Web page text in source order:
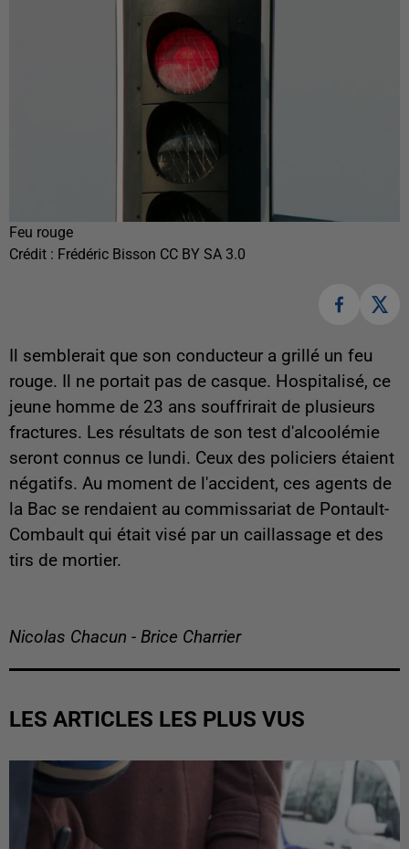
Feu rouge
Crédit : Frédéric Bisson CC BY SA 3.0
Il semblerait que son conducteur a grillé un feu
rouge. Il ne portait pas de casque. Hospitalisé, ce
jeune homme de 23 ans souffrirait de plusieurs
fractures. Les résultats de son test d'alcoolémie
seront connus ce lundi. Ceux des policiers étaient
négatifs. Au moment de l'accident, ces agents de
la Bac se rendaient au commissariat de Pontault-
Combault qui était visé par un caillassage et des
tirs de mortier.
Nicolas Chacun - Brice Charrier
LES ARTICLES LES PLUS VUS